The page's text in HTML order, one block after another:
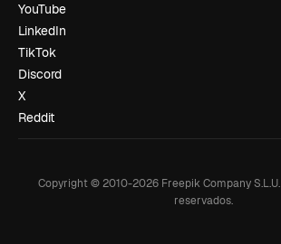
YouTube
LinkedIn
TikTok
Discord
X
Reddit
Copyright © 2010-2026Freepik Company S.L.U.
reservados.